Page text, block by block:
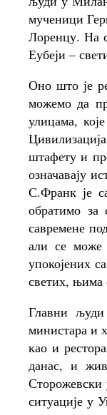
мученици
Лоренцу. На
Еубеји –
Оно што је
можемо да
улицама,
штафету и
означавају
С.Франк је
обратимо
савремене
али се може
упокојених
светих, њима
Главни
министара и
као и
данас, и
Сторожевски
ситуације у